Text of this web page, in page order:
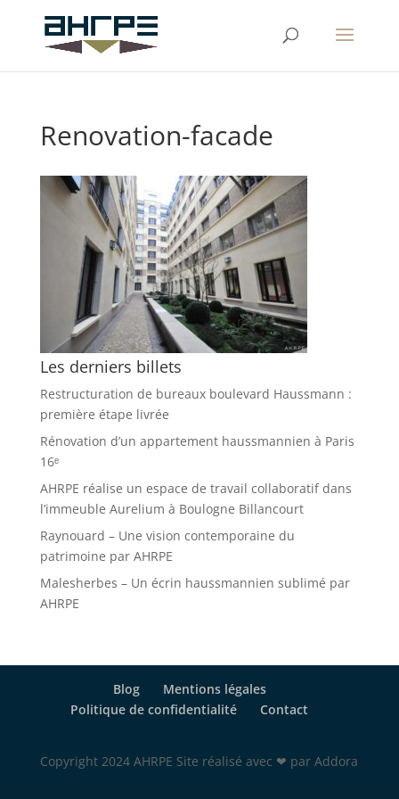
Renovation-facade
Les derniers billets
Restructuration de bureaux boulevard Haussmann :
première étape livrée
Rénovation d’un appartement haussmannien à Paris
16ᵉ
AHRPE réalise un espace de travail collaboratif dans
l’immeuble Aurelium à Boulogne Billancourt
Raynouard – Une vision contemporaine du
patrimoine par AHRPE
Malesherbes – Un écrin haussmannien sublimé par
AHRPE
Blog
Mentions légales
Politique de confidentialité
Contact
Copyright 2024 AHRPE Site réalisé avec ❤ par Addora